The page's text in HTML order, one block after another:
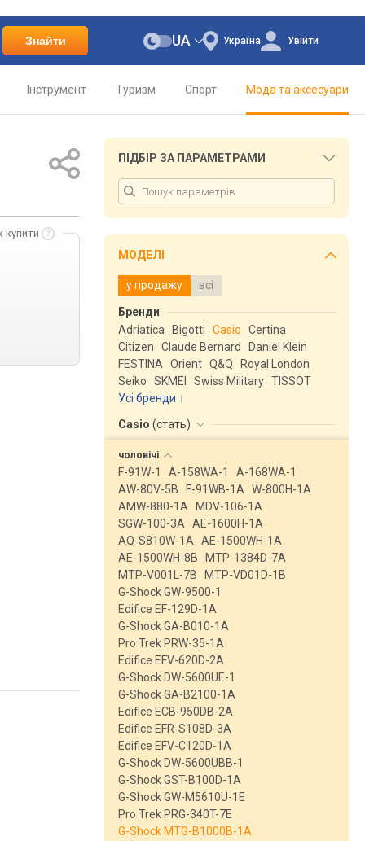
Знайти Україна
UA Увійти
Інструмент Туризм Спорт Мода та аксесуари
купити
ПІДБІР ЗА ПАРАМЕТРАМИ
МОДЕЛІ
у продажу всі
Бренди
Adriatica
Bigotti Casio
Certina
Citizen
Claude Bernard
Daniel Klein
FESTINA
Orient Q&Q
Royal London
Seiko
SKMEI Swiss Military TISSOT
Усі бренди
Casio (стать)
чоловічі
F-91W-1 A-158WA-1
A-168WA-1
AW-80V-5B
F-91WB-1A
W-800H-1A
AMW-880-1A
MDV-106-1A
SGW-100-3A
AE-1600H-1A
AQ-S810W-1A
AE-1500WH-1A
AE-1500WH-8B
MTP-1384D-7A
MTP-V001L-7B
MTP-VD01D-1B
G-Shock GW-9500-1
Edifice EF-129D-1A
G-Shock GA-B010-1A
Pro Trek PRW-35-1A
Edifice EFV-620D-2A
G-Shock DW-5600UE-1
G-Shock GA-B2100-1A
Edifice ECB-950DB-2A
Edifice EFR-S108D-3A
Edifice EFV-C120D-1A
G-Shock DW-5600UBB-1
G-Shock GST-B100D-1A
G-Shock GW-M5610U-1E
Pro Trek PRG-340T-7E
G-Shock MTG-B1000B-1A